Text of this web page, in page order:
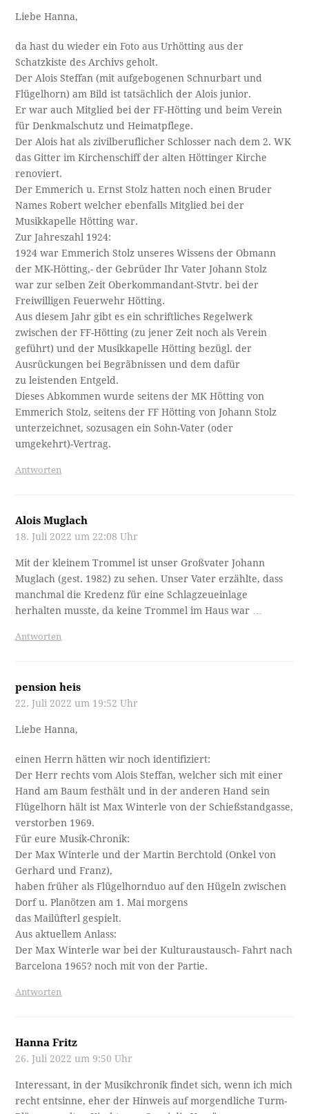
Liebe Hanna,
da hast du wieder ein Foto aus Urhötting aus der
Schatzkiste des Archivs geholt.
Der Alois Steffan (mit aufgebogenen Schnurbart und
Flügelhorn) am Bild ist tatsächlich der Alois junior.
Er war auch Mitglied bei der FF-Hötting und beim Verein
für Denkmalschutz und Heimatpflege.
Der Alois hat als zivilberuflicher Schlosser nach dem 2. WK
das Gitter im Kirchenschiff der alten Höttinger Kirche
renoviert.
Der Emmerich u. Ernst Stolz hatten noch einen Bruder
Names Robert welcher ebenfalls Mitglied bei der
Musikkapelle Hötting war.
Zur Jahreszahl 1924:
1924 war Emmerich Stolz unseres Wissens der Obmann
der MK-Hötting,- der Gebrüder Ihr Vater Johann Stolz
war zur selben Zeit Oberkommandant-Stvtr. bei der
Freiwilligen Feuerwehr Hötting.
Aus diesem Jahr gibt es ein schriftliches Regelwerk
zwischen der FF-Hötting (zu jener Zeit noch als Verein
geführt) und der Musikkapelle Hötting bezügl. der
Ausrückungen bei Begräbnissen und dem dafür
zu leistenden Entgeld.
Dieses Abkommen wurde seitens der MK Hötting von
Emmerich Stolz, seitens der FF Hötting von Johann Stolz
unterzeichnet, sozusagen ein Sohn-Vater (oder
umgekehrt)-Vertrag.
Antworten
Alois Muglach
18. Juli 2022 um 22:08 Uhr
Mit der kleinem Trommel ist unser Großvater Johann
Muglach (gest. 1982) zu sehen. Unser Vater erzählte, dass
manchmal die Kredenz für eine Schlagzeueinlage
herhalten musste, da keine Trommel im Haus war …
Antworten
pension heis
22. Juli 2022 um 19:52 Uhr
Liebe Hanna,
einen Herrn hätten wir noch identifiziert:
Der Herr rechts vom Alois Steffan, welcher sich mit einer
Hand am Baum festhält und in der anderen Hand sein
Flügelhorn hält ist Max Winterle von der Schießstandgasse,
verstorben 1969.
Für eure Musik-Chronik:
Der Max Winterle und der Martin Berchtold (Onkel von
Gerhard und Franz),
haben früher als Flügelhornduo auf den Hügeln zwischen
Dorf u. Planötzen am 1. Mai morgens
das Mailüfterl gespielt.
Aus aktuellem Anlass:
Der Max Winterle war bei der Kulturaustausch- Fahrt nach
Barcelona 1965? noch mit von der Partie.
Antworten
Hanna Fritz
26. Juli 2022 um 9:50 Uhr
Interessant, in der Musikchronik findet sich, wenn ich mich
recht entsinne, eher der Hinweis auf morgendliche Turm-